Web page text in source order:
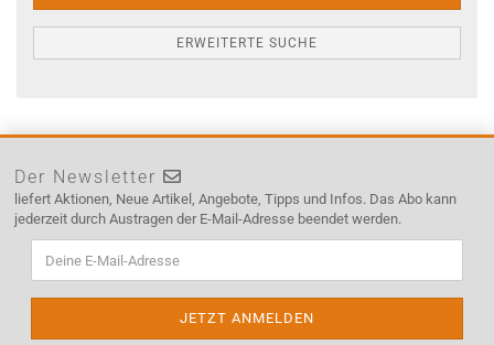
ERWEITERTE SUCHE
Der Newsletter
liefert Aktionen, Neue Artikel, Angebote, Tipps und Infos. Das Abo kann
jederzeit durch Austragen der E-Mail-Adresse beendet werden.